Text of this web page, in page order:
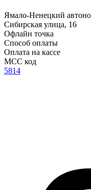
Ямало-Ненецкий
Сибирская улица, 16
Офлайн точка
Способ оплаты
Оплата на кассе
MCC код
5814